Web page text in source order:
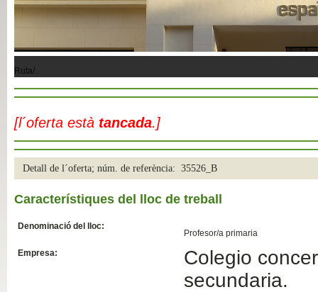
Ruta/..
[l´oferta està tancada.]
Detall de l´oferta; núm. de referència: 35526_B
Característiques del lloc de treball
Denominació del lloc:
Profesor/a primaria
Empresa:
Colegio
secundaria.